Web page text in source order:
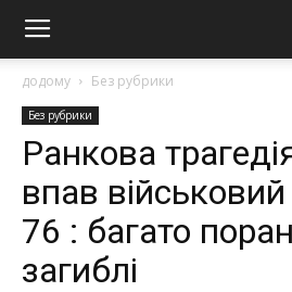
додому Без рубрики
Без рубрики
Ранкова
впав військовий
76 : багато
загиблі